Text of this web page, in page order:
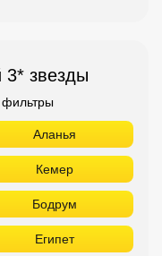
звезды
фильтры
Аланья
Кемер
Бодрум
Египет